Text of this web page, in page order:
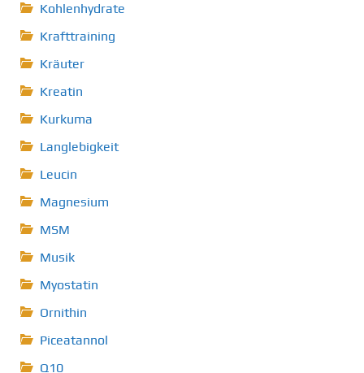
Kohlenhydrate
Krafttraining
Kräuter
Kreatin
Kurkuma
Langlebigkeit
Leucin
Magnesium
MSM
Musik
Myostatin
Ornithin
Piceatannol
Q10